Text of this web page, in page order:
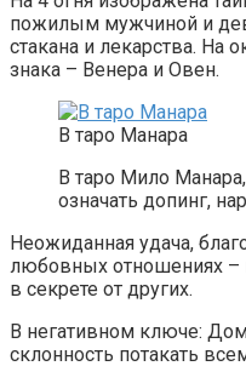
пожилым мужчиной и
стакана и лекарства. На
знака – Венера и Овен.
В таро Манара
В таро Мило
означать допинг,
Неожиданная удача,
любовных отношениях –
в секрете от других.
В негативном ключе:
склонность потакать